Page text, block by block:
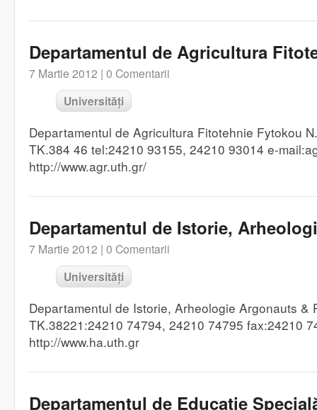
Departamentul de Agricultura
7 Martie 2012 | 0 Comentarii
Universități
Departamentul de Agricultura Fitotehnie Fytokou
TK.384 46 tel:24210 93155, 24210 93014 e-
http://www.agr.uth.gr/
Departamentul de Istorie,
7 Martie 2012 | 0 Comentarii
Universități
Departamentul de Istorie, Arheologie Argonauts &
TK.38221:24210 74794, 24210 74795 fax:24210
http://www.ha.uth.gr
Departamentul de Educație